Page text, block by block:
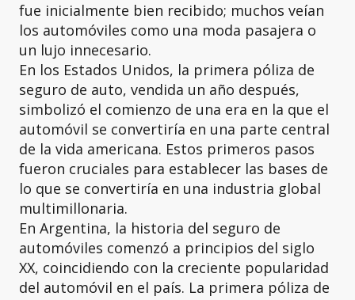
fue inicialmente bien recibido; muchos veían
los automóviles como una moda pasajera o
un lujo innecesario.
En los Estados Unidos, la primera póliza de
seguro de auto, vendida un año después,
simbolizó el comienzo de una era en la que el
automóvil se convertiría en una parte central
de la vida americana. Estos primeros pasos
fueron cruciales para establecer las bases de
lo que se convertiría en una industria global
multimillonaria.
En Argentina, la historia del seguro de
automóviles comenzó a principios del siglo
XX, coincidiendo con la creciente popularidad
del automóvil en el país. La primera póliza de